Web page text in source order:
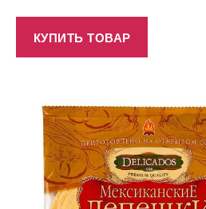
КУПИТЬ ТОВАР